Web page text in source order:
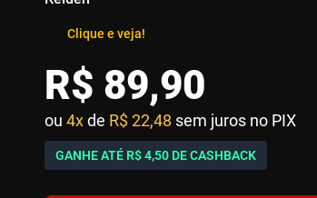
Clique e veja!
R$ 89,90
ou 4xde R$ 22,48 sem juros no PIX
GANHE ATÉ R$ 4,50 DE CASHBACK